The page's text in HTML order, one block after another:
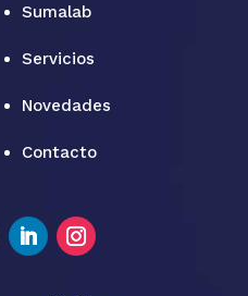
Sumalab
Servicios
Novedades
Contacto